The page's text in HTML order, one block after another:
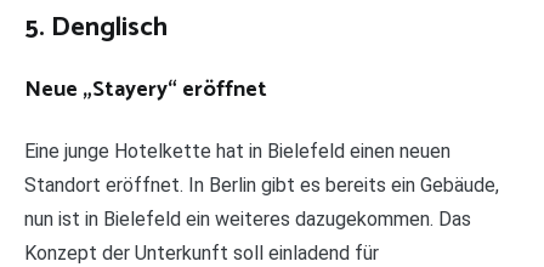
5. Denglisch
Neue „Stayery“ eröffnet
Eine junge Hotelkette hat in Bielefeld einen neuen
Standort eröffnet. In Berlin gibt es bereits ein Gebäude,
nun ist in Bielefeld ein weiteres dazugekommen. Das
Konzept der Unterkunft soll einladend für